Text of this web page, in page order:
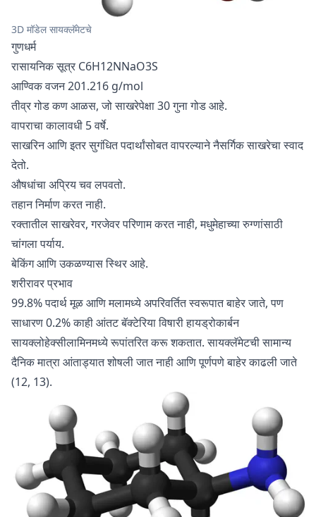
3D मॉडेल सायक्लॅमेटचे
गुणधर्म
रासायनिक सूत्र C6H12NNaO3S
आण्विक वजन 201.216 g/mol
तीव्र गोड कण आळस, जो साखरेपेक्षा 30 गुना गोड आहे.
वापराचा कालावधी 5 वर्षे.
साखरिन आणि इतर सुगंधित पदार्थांसोबत वापरल्याने नैसर्गिक साखरेचा स्वाद
देतो.
औषधांचा अप्रिय चव लपवतो.
तहान निर्माण करत नाही.
रक्तातील साखरेवर, गरजेवर परिणाम करत नाही, मधुमेहाच्या रुग्णांसाठी
चांगला पर्याय.
बेकिंग आणि उकळण्यास स्थिर आहे.
शरीरावर प्रभाव
99.8% पदार्थ मूळ आणि मलामध्ये अपरिवर्तित स्वरूपात बाहेर जाते, पण
साधारण 0.2% काही आंतट बॅक्टेरिया विषारी हायड्रोकार्बन
सायक्लोहेक्सीलामिनमध्ये रूपांतरित करू शकतात. सायक्लॅमेटची सामान्य
दैनिक मात्रा आंताड्यात शोषली जात नाही आणि पूर्णपणे बाहेर काढली जाते
(12, 13).